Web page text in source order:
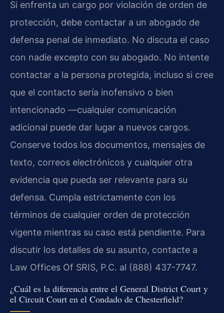
Si enfrenta un cargo por violación de orden de
protección, debe contactar a un abogado de
defensa penal de inmediato. No discuta el caso
con nadie excepto con su abogado. No intente
contactar a la persona protegida, incluso si cree
que el contacto sería inofensivo o bien
intencionado —cualquier comunicación
adicional puede dar lugar a nuevos cargos.
Conserve todos los documentos, mensajes de
texto, correos electrónicos y cualquier otra
evidencia que pueda ser relevante para su
defensa. Cumpla estrictamente con los
términos de cualquier orden de protección
vigente mientras su caso está pendiente. Para
discutir los detalles de su asunto, contacte a
Law Offices Of SRIS, P.C. al (888) 437-7747.
¿Cuál es la diferencia entre el General District Court y
el Circuit Court en el Condado de Chesterfield?